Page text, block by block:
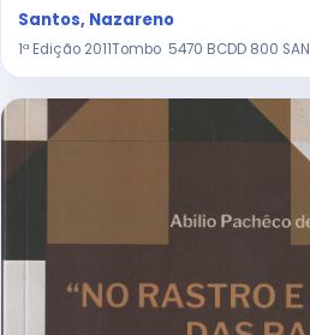
Santos, Nazareno
1ª Edição 2011Tombo 5470 BCDD 800 SAN